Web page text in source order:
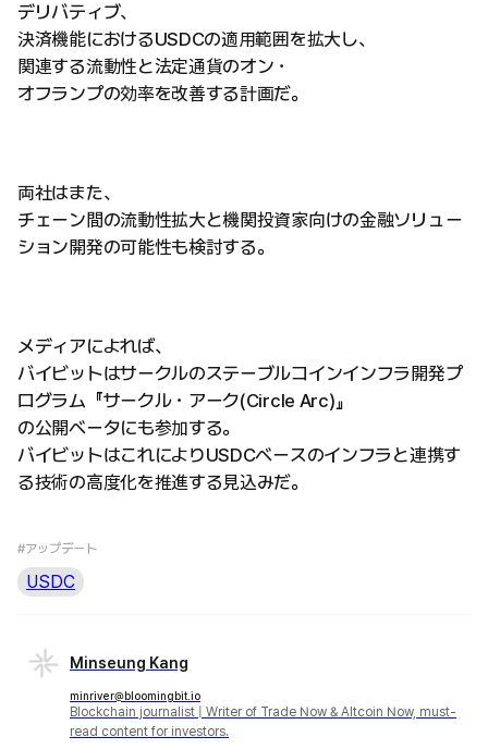
デリバティブ、
決済機能におけるUSDCの適用範囲を拡大し、
関連する流動性と法定通貨のオン・
オフランプの効率を改善する計画だ。
両社はまた、
チェーン間の流動性拡大と機関投資家向けの金融ソリュー
ション開発の可能性も検討する。
メディアによれば、
バイビットはサークルのステーブルコインインフラ開発プ
ログラム『サークル・アーク(Circle Arc)』
の公開ベータにも参加する。
バイビットはこれによりUSDCベースのインフラと連携す
る技術の高度化を推進する見込みだ。
#アップデート
USDC
Minseung Kang
minriver@bloomingbit.io
Blockchain journalist | Writer of Trade Now & Altcoin Now, must-
read content for investors.